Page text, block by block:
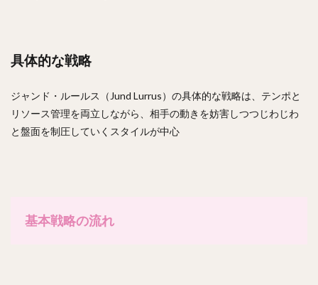
具体的な戦略
ジャンド・ルールス（Jund Lurrus）の具体的な戦略は、テンポと
リソース管理を両立しながら、相手の動きを妨害しつつじわじわ
と盤面を制圧していくスタイルが中心
基本戦略の流れ